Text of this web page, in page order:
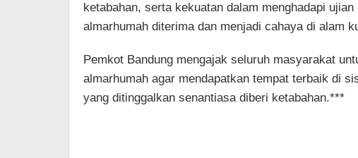
ketabahan, serta kekuatan dalam menghadapi
almarhumah diterima dan menjadi cahaya di alam
Pemkot Bandung mengajak seluruh masyarakat
almarhumah agar mendapatkan tempat terbaik di
yang ditinggalkan senantiasa diberi ketabahan.***